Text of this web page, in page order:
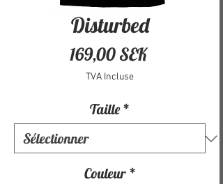
Disturbed
169,00 SEKPrix
TVA Incluse
Taille *
Couleur *